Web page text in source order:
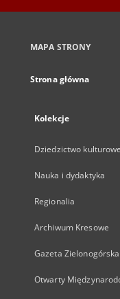
MAPA STRONY
Strona główna
Kolekcje
Dziedzictwo kulturowe
Nauka i dydaktyka
Regionalia
Archiwum Kresowe
Gazeta
Otwarty